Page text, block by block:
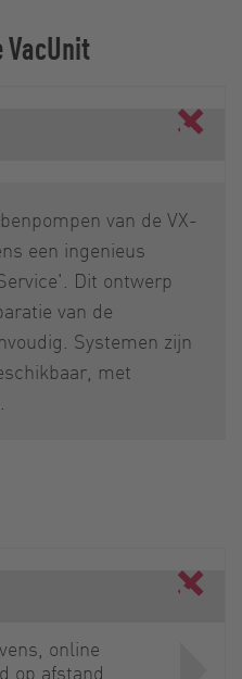
VacUnit
van de VX-
een ingenieus
Dit ontwerp
van de
Systemen zijn
met
online
op afstand